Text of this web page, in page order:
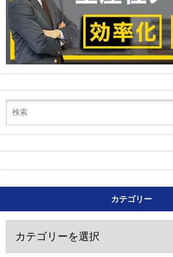
カテゴリー
ゴ